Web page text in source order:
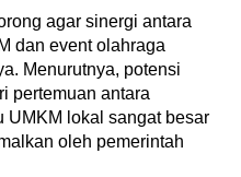
agar sinergi antara
dan event olahraga
Menurutnya, potensi
pertemuan antara
UMKM lokal sangat besar
oleh pemerintah